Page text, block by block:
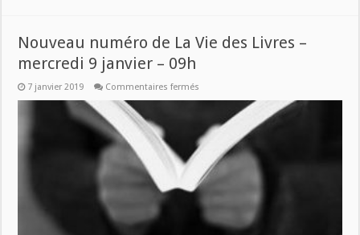
Nouveau numéro de La Vie des Livres –
mercredi 9 janvier – 09h
7 janvier 2019 Commentaires fermés
La
Vie
des
Livres
mercredi
9
09h